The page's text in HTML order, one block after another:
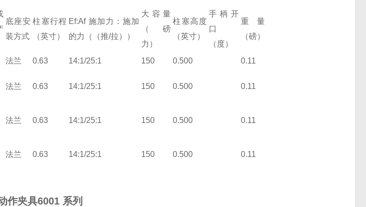
夹紧
手动夹紧
工件夹具（手动、动力和液压夹具）
底座安
装方式
柱塞行程
（英寸）
Ef:Af 施加力：施加
的力（（推/拉））
大容量
（磅
力）
柱塞高度
（英寸）
手柄开
口
（度）
重量
（磅）
法兰 0.63 14:1/25:1 150 0.500 0.11
法兰 0.63 14:1/25:1 150 0.500 0.11
法兰 0.63 14:1/25:1 150 0.500 0.11
法兰 0.63 14:1/25:1 150 0.500 0.11
作夹具6001 系列